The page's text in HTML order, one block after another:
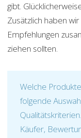
gibt.
Zusätzlich haben
Empfehlungen
ziehen sollten.
Welche
folgende
Käufer,